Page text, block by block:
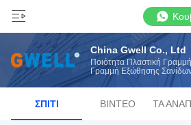
China Gwell Co., Ltd
Ποιότητα Πλαστική
Γραμμή Εξώθησης
ΣΠΊΤΙ ΒΊΝΤΕΟ ΛΊΣΤΑ